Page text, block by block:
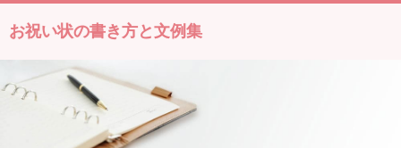
お祝い状の書き方と文例集